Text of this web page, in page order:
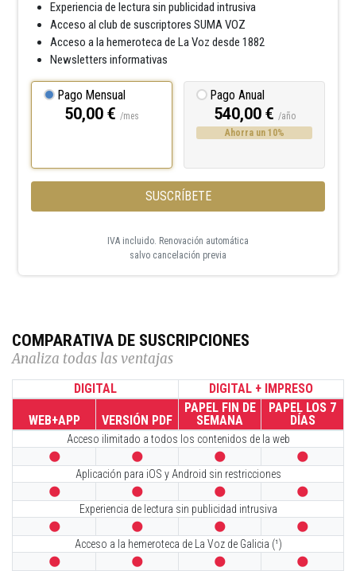
Experiencia de lectura sin publicidad intrusiva
Acceso al club de suscriptores SUMA VOZ
Acceso a la hemeroteca de La Voz desde 1882
Newsletters informativas
Pago Mensual
50,00 € /mes
Pago Anual
540,00 € /año
Ahorra un 10%
SUSCRÍBETE
IVA incluido. Renovación automática
salvo cancelación previa
COMPARATIVA DE SUSCRIPCIONES
Analiza todas las ventajas
DIGITAL DIGITAL + IMPRESO
WEB+APP VERSIÓN PDF
PAPEL FIN DE
SEMANA
PAPEL LOS 7
DÍAS
Acceso ilimitado a todos los contenidos de la web
   
Aplicación para iOS y Android sin restricciones
   
Experiencia de lectura sin publicidad intrusiva
   
Acceso a la hemeroteca de La Voz de Galicia (¹)
   